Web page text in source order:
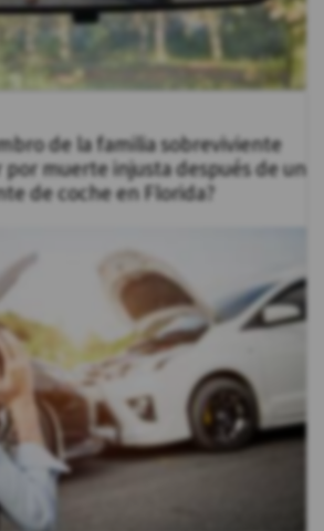
de la familia sobreviviente
muerte injusta después de un
de coche en Florida?